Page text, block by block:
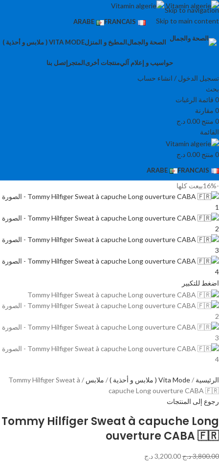
Skip to navigation
Skip to main content
FRANCAIS
ARABE
الصحة والجمالالمطبخ و المنزلVITA MODE ( ملابس و أحذية )
حواسيب و إعلام آليمنتجات أخرىالمتجر إتصل بنا
تسجيل الدخول / انشاء حساب
بحث
0 قائمة الرغبات
0 مقارنة
0 منتج 0.00د.ج
القائمة
0 منتج 0.00د.ج
FRANCAIS
ARABE
-16% بيعت كلها
اضغط للتكبير
الرئيسية Vita Mode ( ملابس و أحذية ) ملابس
Tommy Hilfiger Sweat à
capuche Long ouverture CABA 🇫🇷
رجوع إلى المنتجات
Tommy Hilfiger Sweat à capuche Long
ouverture CABA 🇫🇷
3,800.00د.ج3,200.00د.ج